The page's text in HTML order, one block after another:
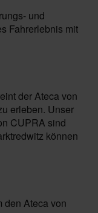
und
Fahrerlebnis mit
der Ateca von
erleben. Unser
CUPRA sind
können
den Ateca von